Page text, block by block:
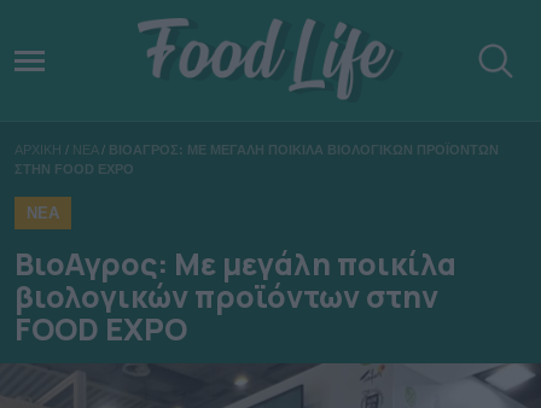
ΑΡΧΙΚΗ / ΝΕΑ / ΒΙΟΑΓΡΟΣ: ΜΕ ΜΕΓΑΛΗ ΠΟΙΚΙΛΑ ΒΙΟΛΟΓΙΚΩΝ ΠΡΟΪΟΝΤΩΝ
ΣΤΗΝ FOOD EXPO
ΝΕΑ
ΒιοΑγρος: Με μεγάλη ποικίλα
βιολογικών προϊόντων στην
FOOD EXPO